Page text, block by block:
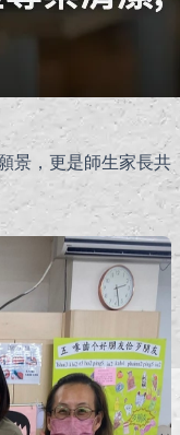
景，更是師生家長共